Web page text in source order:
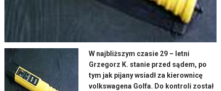
W najbliższym czasie 29 – letni
Grzegorz K. stanie przed sądem, po
tym jak pijany wsiadł za kierownicę
volkswagena Golfa. Do kontroli został